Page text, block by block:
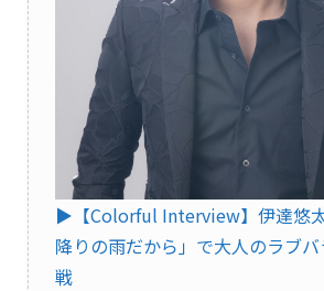
▶︎【Colorful Interview】伊達悠
降りの雨だから」で大人のラブ
戦